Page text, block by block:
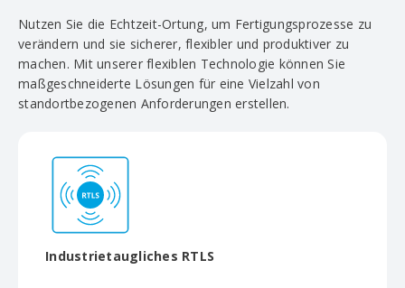
Nutzen Sie die Echtzeit-Ortung, um Fertigungsprozesse zu
verändern und sie sicherer, flexibler und produktiver zu
machen. Mit unserer flexiblen Technologie können Sie
maßgeschneiderte Lösungen für eine Vielzahl von
standortbezogenen Anforderungen erstellen.
Industrietaugliches RTLS